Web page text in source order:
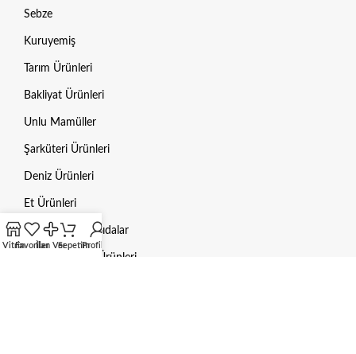
Sebze
Kuruyemiş
Tarım Ürünleri
Bakliyat Ürünleri
Unlu Mamüller
Şarküteri Ürünleri
Deniz Ürünleri
Et Ürünleri
Dondurulmuş Gıdalar
Hayvan Bakım Ürünleri
VitrinFavorilerİlan VerSepetimProfilim